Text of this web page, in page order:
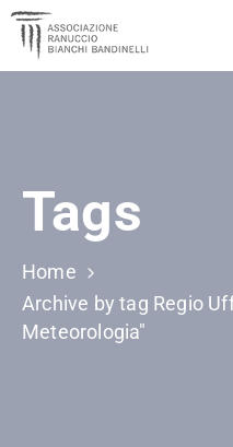
DOCUMENTI
PUBBLICAZIONI
CONTATTI
Tags
Home
Archive by tag Regio
Meteorologia"